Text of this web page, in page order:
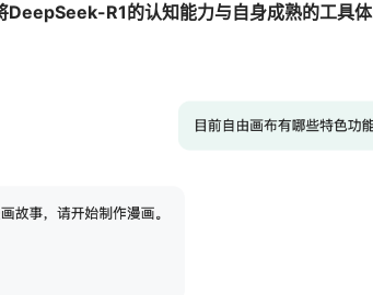
DeepSeek-R1的认知能力与自身成熟的工具